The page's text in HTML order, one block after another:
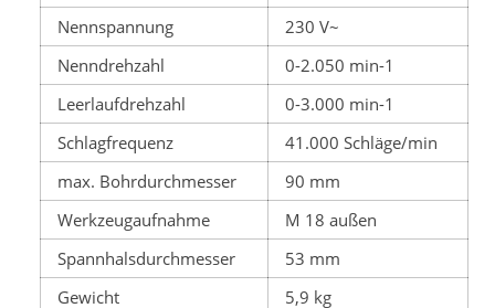
Nennspannung
230 V~
Nenndrehzahl
0-2.050 min-1
Leerlaufdrehzahl
0-3.000 min-1
Schlagfrequenz
41.000 Schläge/min
max. Bohrdurchmesser
90 mm
Werkzeugaufnahme
M 18 außen
Spannhalsdurchmesser
53 mm
Gewicht
5,9 kg